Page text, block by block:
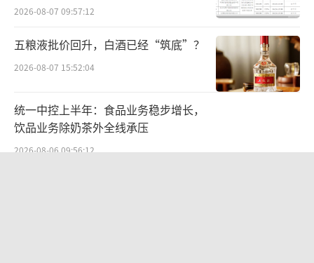
华战配加持
2026-08-07 09:57:12
五粮液批价回升，白酒已经“筑底”？
2026-08-07 15:52:04
统一中控上半年：食品业务稳步增长，
饮品业务除奶茶外全线承压
2026-08-06 09:56:12